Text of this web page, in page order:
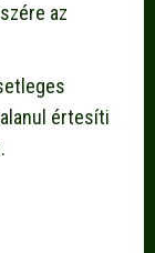
az
értesíti